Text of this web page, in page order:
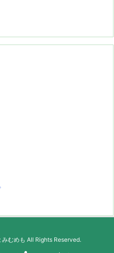
みむめも All Rights Reserved.